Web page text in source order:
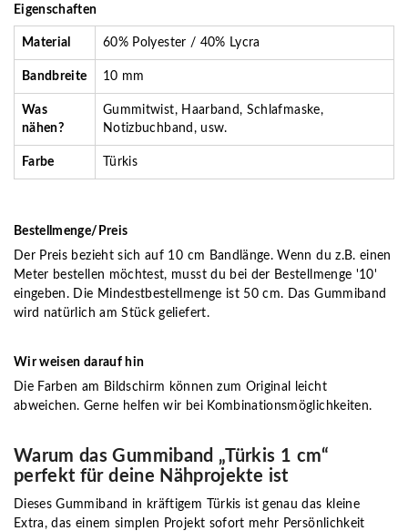
Eigenschaften
Material 60% Polyester / 40% Lycra
Bandbreite 10 mm
Was
nähen?
Gummitwist, Haarband, Schlafmaske,
Notizbuchband, usw.
Farbe Türkis
Bestellmenge/Preis
Der Preis bezieht sich auf 10 cm Bandlänge. Wenn du z.B. einen
Meter bestellen möchtest, musst du bei der Bestellmenge '10'
eingeben. Die Mindestbestellmenge ist 50 cm. Das Gummiband
wird natürlich am Stück geliefert.
Wir weisen darauf hin
Die Farben am Bildschirm können zum Original leicht
abweichen. Gerne helfen wir bei Kombinationsmöglichkeiten.
Warum das Gummiband „Türkis 1 cm“
perfekt für deine Nähprojekte ist
Dieses Gummiband in kräftigem Türkis ist genau das kleine
Extra, das einem simplen Projekt sofort mehr Persönlichkeit